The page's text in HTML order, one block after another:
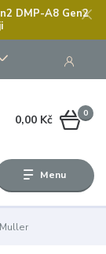
DMP-A8 Gen2
Menu
0
0,00 Kč